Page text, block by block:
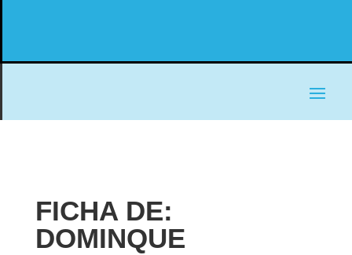
FICHA DE:
DOMINQUE